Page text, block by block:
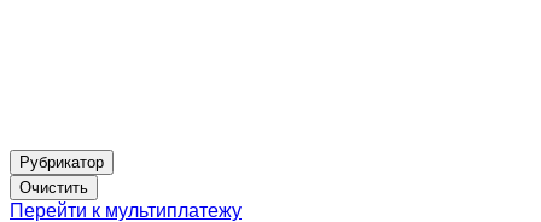
Рубрикатор
Перейти к мультиплатежу